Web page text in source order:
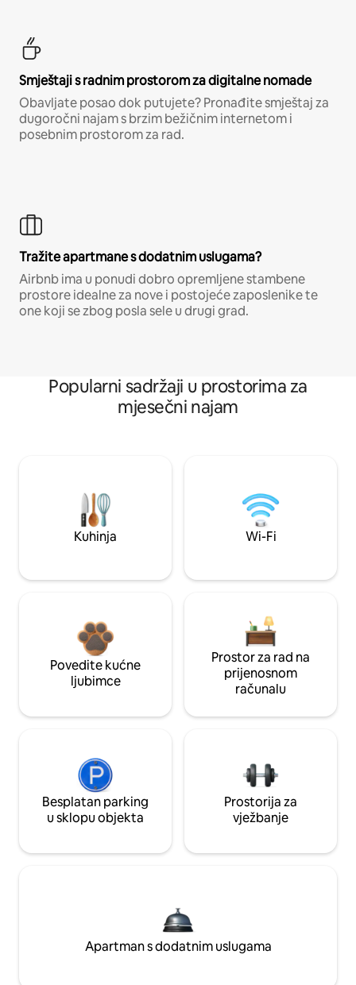
Smještaji s radnim prostorom za digitalne nomade
Obavljate posao dok putujete? Pronađite smještaj za
dugoročni najam s brzim bežičnim internetom i
posebnim prostorom za rad.
Tražite apartmane s dodatnim uslugama?
Airbnb ima u ponudi dobro opremljene stambene
prostore idealne za nove i postojeće zaposlenike te
one koji se zbog posla sele u drugi grad.
Popularni sadržaji u prostorima za
mjesečni najam
Kuhinja Wi-Fi
Povedite kućne
ljubimce
Prostor za rad na
prijenosnom
računalu
Besplatan parking
u sklopu objekta
Prostorija za
vježbanje
Apartman s dodatnim uslugama